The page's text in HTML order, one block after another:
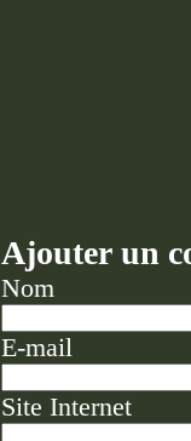
Ajouter un
Nom
E-mail
Site Internet